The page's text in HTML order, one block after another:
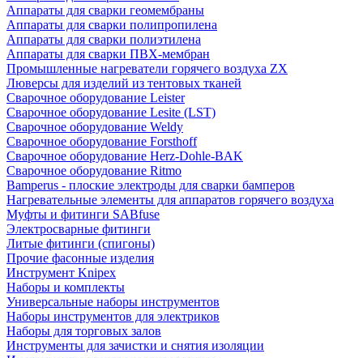
Аппараты для сварки геомембраны
Аппараты для сварки полипропилена
Аппараты для сварки полиэтилена
Аппараты для сварки ПВХ-мембран
Промышленные нагреватели горячего воздуха ZX
Люверсы для изделий из тентовых тканей
Сварочное оборудование Leister
Сварочное оборудование Lesite (LST)
Сварочное оборудование Weldy
Сварочное оборудование Forsthoff
Сварочное оборудование Herz-Dohle-BAK
Сварочное оборудование Ritmo
Bamperus - плоские электроды для сварки бамперов
Нагревательные элементы для аппаратов горячего воздуха
Муфты и фитинги SABfuse
Электросварные фитинги
Литые фитинги (спигоны)
Прочие фасонные изделия
Инструмент Knipex
Наборы и комплекты
Универсальные наборы инструментов
Наборы инструментов для электриков
Наборы для торговых залов
Инструменты для зачистки и снятия изоляции